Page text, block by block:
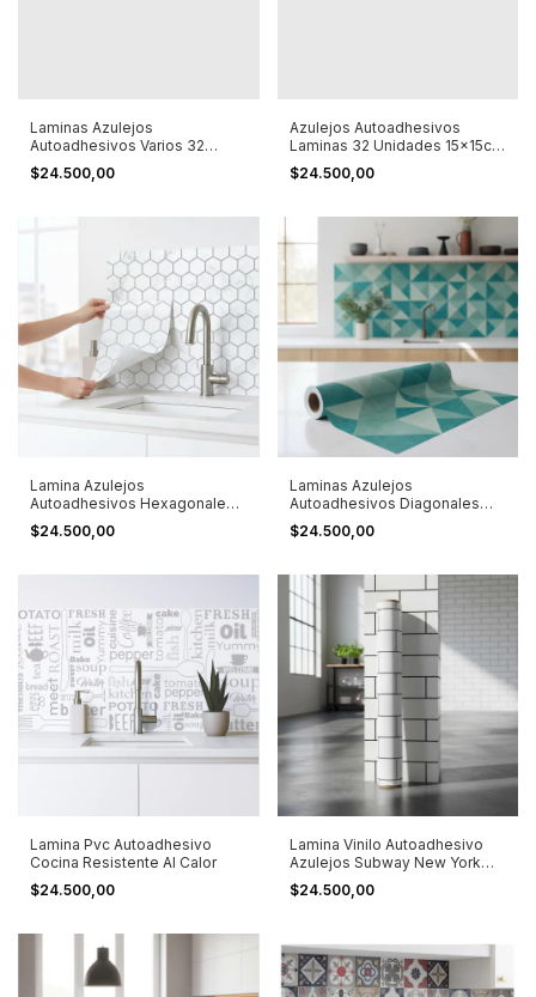
Laminas Azulejos
Autoadhesivos Varios 32
Unidades 15x15 Cm
$24.500,00
Azulejos Autoadhesivos
Laminas 32 Unidades 15x15cm
Port
$24.500,00
Lamina Azulejos
Autoadhesivos Hexagonales
Mármol Mármol
$24.500,00
Laminas Azulejos
Autoadhesivos Diagonales
1,20x0,60
$24.500,00
Lamina Pvc Autoadhesivo
Cocina Resistente Al Calor
$24.500,00
Lamina Vinilo Autoadhesivo
Azulejos Subway New York
Blancos Blanco
$24.500,00